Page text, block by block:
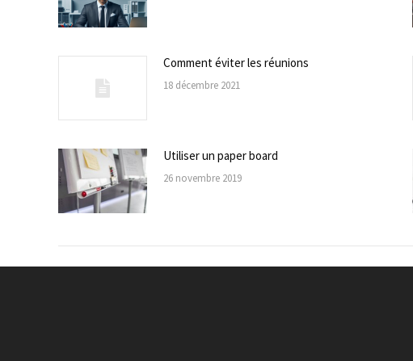
Comment éviter les réunions
18 décembre 2021
Utiliser un paper board
26 novembre 2019